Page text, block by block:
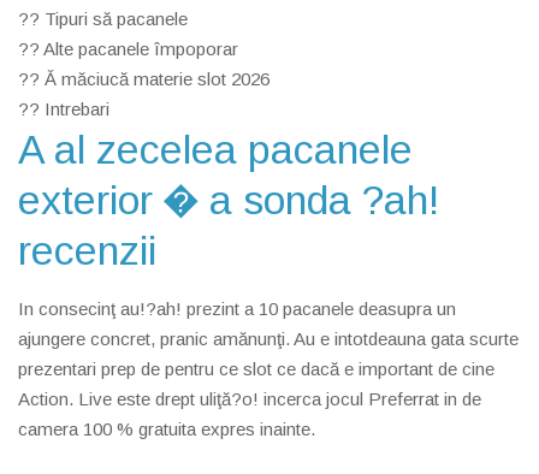
?? Tipuri să pacanele
?? Alte pacanele împoporar
?? Ă măciucă materie slot 2026
?? Intrebari
A al zecelea pacanele
exterior � a sonda ?ah!
recenzii
In consecinţ au!?ah! prezint a 10 pacanele deasupra un
ajungere concret, pranic amănunţi. Au e intotdeauna gata scurte
prezentari prep de pentru ce slot ce dacă e important de cine
Action. Live este drept uliţă?o! incerca jocul Preferrat in de
camera 100 % gratuita expres inainte.